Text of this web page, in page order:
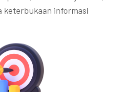
keterbukaan informasi